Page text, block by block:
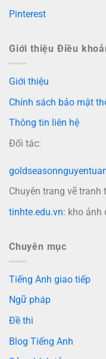
Pinterest
Giới thiệu Điều
Giới thiệu
Chính sách bảo mật
Thông tin liên hệ
Đối tác:
Chuyên trang vẽ tranh
tinhte.edu.vn: kho ảnh
Chuyên mục
Tiếng Anh giao tiếp
Ngữ pháp
Đề thi
Blog Tiếng Anh